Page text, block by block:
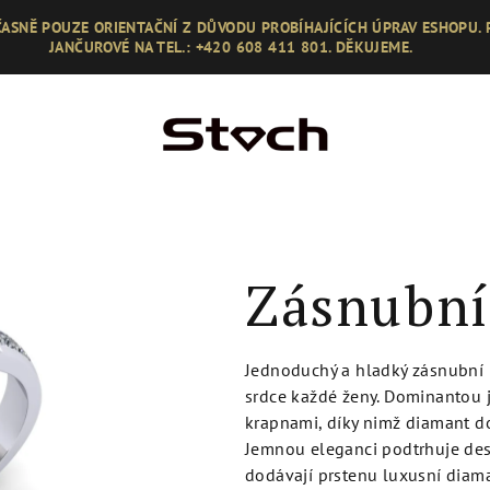
POUZE ORIENTAČNÍ Z DŮVODU PROBÍHAJÍCÍCH ÚPRAV
JANČUROVÉ NA TEL.: +420 608 411 801. DĚKUJEME.
Jednoduchý a hladký
srdce každé ženy.
krapnami, díky nimž diamant
Jemnou eleganci podtrhuje
dodávají prstenu luxusní